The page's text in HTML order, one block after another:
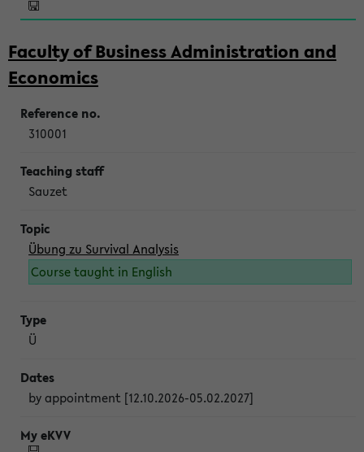
Faculty of Business Administration and
Economics
310001
Sauzet
Übung zu Survival Analysis
Course taught in English
Ü
by appointment [12.10.2026-05.02.2027]